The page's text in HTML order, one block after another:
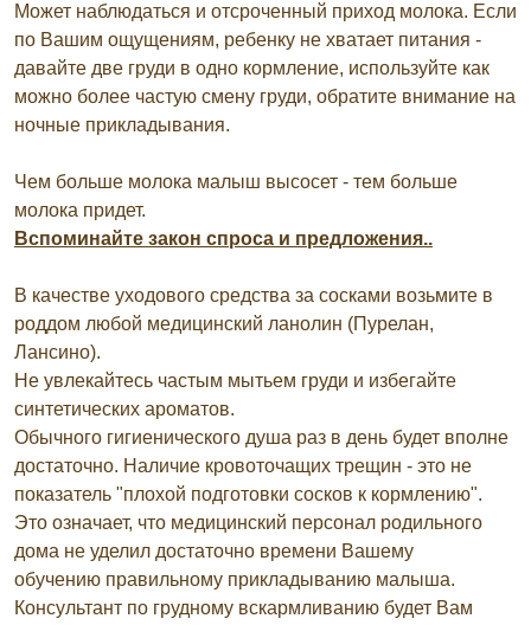
Может наблюдаться и отсроченный приход молока. Если
по Вашим ощущениям, ребенку не хватает питания -
давайте две груди в одно кормление, используйте как
можно более частую смену груди, обратите внимание на
ночные прикладывания.
Чем больше молока малыш высосет - тем больше
молока придет.
Вспоминайте закон спроса и предложения..
В качестве уходового средства за сосками возьмите в
роддом любой медицинский ланолин (Пурелан,
Лансино).
Не увлекайтесь частым мытьем груди и избегайте
синтетических ароматов.
Обычного гигиенического душа раз в день будет вполне
достаточно. Наличие кровоточащих трещин - это не
показатель "плохой подготовки сосков к кормлению".
Это означает, что медицинский персонал родильного
дома не уделил достаточно времени Вашему
обучению правильному прикладыванию малыша.
Консультант по грудному вскармливанию будет Вам